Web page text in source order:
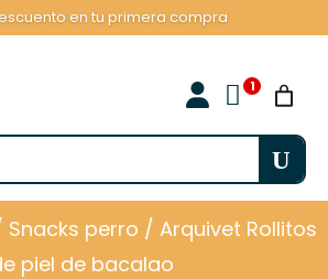
en tu primera compra

Snacks perro / Arquivet Rollitos
piel de bacalao